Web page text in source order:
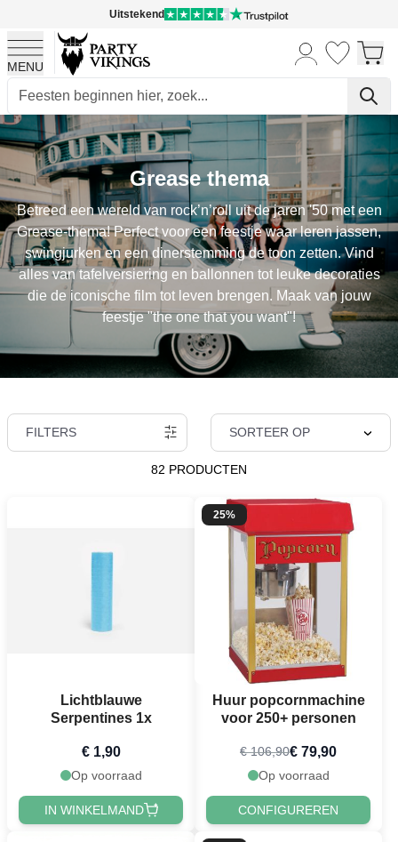
Uitstekend
MENU
Ga naar de inhoud
Grease thema
Betreed een wereld van rock’n’roll uit de jaren '50 met een
Grease-thema! Perfect voor een feestje waar leren jassen,
swingjurken en een dinerstemming de toon zetten. Vind
alles van tafelversiering en ballonnen tot leuke decoraties
die de iconische film tot leven brengen. Maak van jouw
feestje "the one that you want"!
FILTERS SORTEER OP
82 PRODUCTEN
Lichtblauwe
Serpentines 1x
€ 1,90
Op voorraad
IN WINKELMAND
25%
Huur popcornmachine
voor 250+ personen
€ 106,90€ 79,90
Op voorraad
CONFIGUREREN